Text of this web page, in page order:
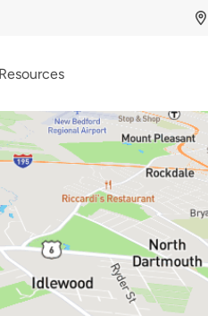
Resources